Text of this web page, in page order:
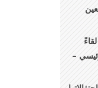
وطب
–